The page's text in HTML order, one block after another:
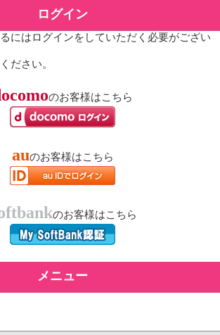
ログイン
にはログインをしていただく必要がござい
ださい。
のお客様はこちら
auのお客様はこちら
のお客様はこちら
メニュー